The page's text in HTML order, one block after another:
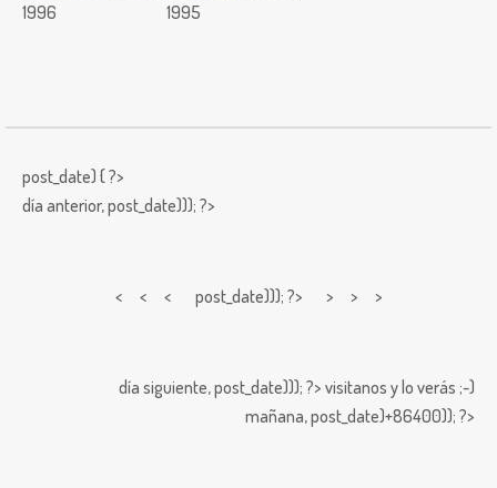
1996 1995
post_date) { ?>
día anterior,post_date))); ?>
< < < post_date))); ?> > > >
día siguiente,post_date))); ?> visitanos y lo verás ;-)
mañana,post_date)+86400)); ?>